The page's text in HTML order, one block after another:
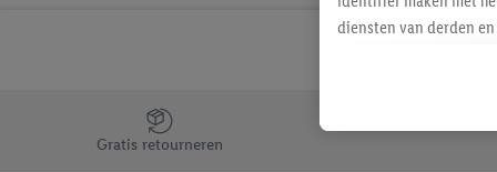
Jouw voordelen bij ons als Lidl webshop klant
Gratis retourneren
diensten van derden
Als je hiervoor
eerder interesse hebt
maar het niet te